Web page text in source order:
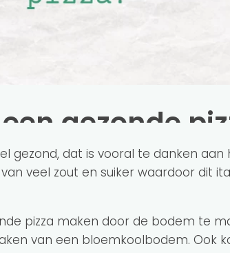
gezonde
gezond, dat is vooral te danken
veel zout en suiker waardoor dit
pizza maken door de bodem te
van een bloemkoolbodem. Ook